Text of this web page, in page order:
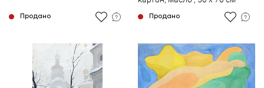
Продано Продано